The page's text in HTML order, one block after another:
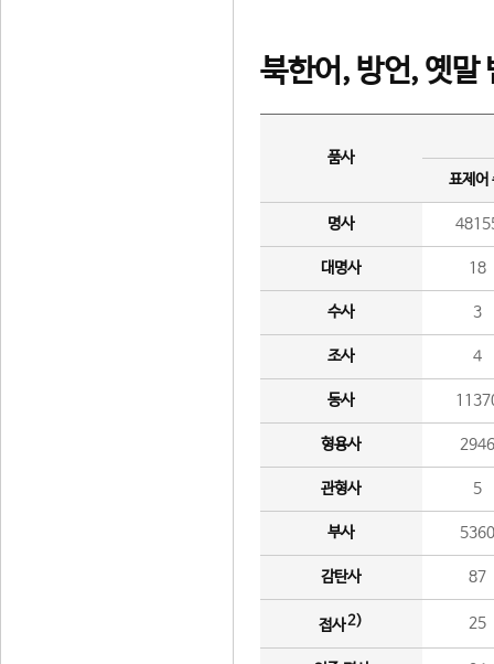
북한어, 방언, 옛말
품사
표제어
명사
대명사 18
수사 3
조사 4
동사
형용사 2946
관형사 5
부사 5360
감탄사 87
접사2) 25